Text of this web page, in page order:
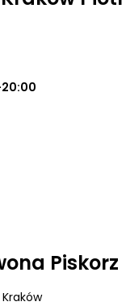
Piskorz
Kraków